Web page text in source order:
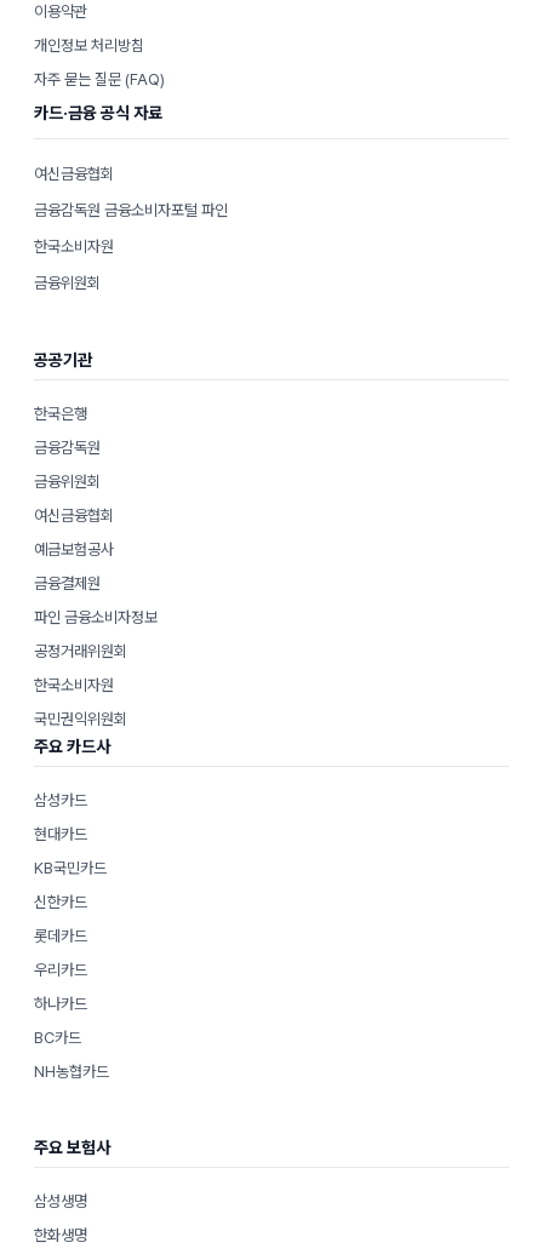
이용약관
개인정보 처리방침
자주 묻는 질문 (FAQ)
카드·금융 공식 자료
여신금융협회
금융감독원 금융소비자포털 파인
한국소비자원
금융위원회
공공기관
한국은행
금융감독원
금융위원회
여신금융협회
예금보험공사
금융결제원
파인 금융소비자정보
공정거래위원회
한국소비자원
국민권익위원회
주요 카드사
삼성카드
현대카드
KB국민카드
신한카드
롯데카드
우리카드
하나카드
BC카드
NH농협카드
주요 보험사
삼성생명
한화생명